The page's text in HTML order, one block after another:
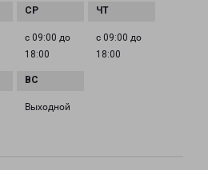
с 09:00 до
18:00
с 09:00 до
18:00
Выходной